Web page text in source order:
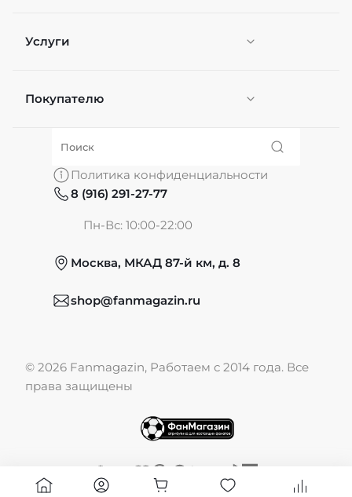
Услуги
Персонификация
Покупателю
О нас
Обмен и возврат
Публичная оферта
Политика конфиденциальности
8 (916) 291-27-77
Пн-Вс: 10:00-22:00
Москва, МКАД 87-й км, д. 8
shop@fanmagazin.ru
© 2026 Fanmagazin, Работаем с 2014 года. Все
права защищены